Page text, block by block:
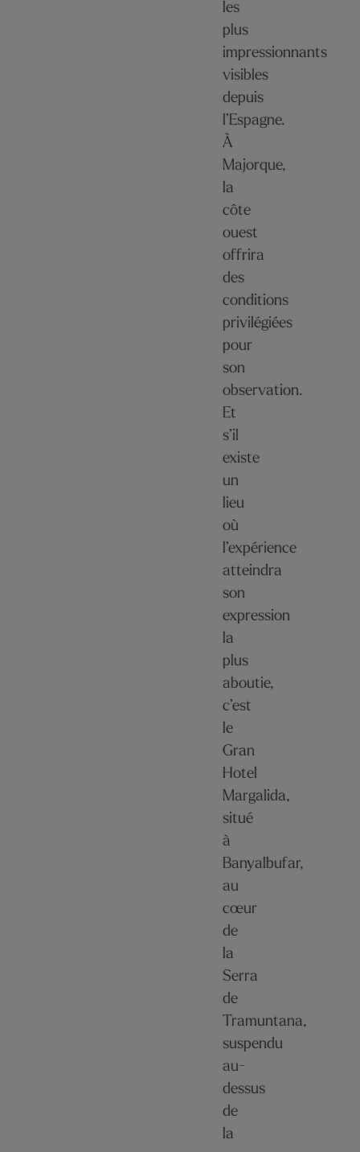
les
plus
impressionnants
visibles
depuis
l’Espagne.
À
Majorque,
la
côte
ouest
offrira
des
conditions
privilégiées
pour
son
observation.
Et
s’il
existe
un
lieu
où
l’expérience
atteindra
son
expression
la
plus
aboutie,
c’est
le
Gran
Hotel
Margalida,
situé
à
Banyalbufar,
au
cœur
de
la
Serra
de
Tramuntana,
suspendu
au-
dessus
de
la